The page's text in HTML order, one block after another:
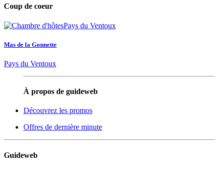
Coup de coeur
Mas de la Gonnette
Pays du Ventoux
À propos de guideweb
Découvrez les promos
Offres de dernière minute
Guideweb